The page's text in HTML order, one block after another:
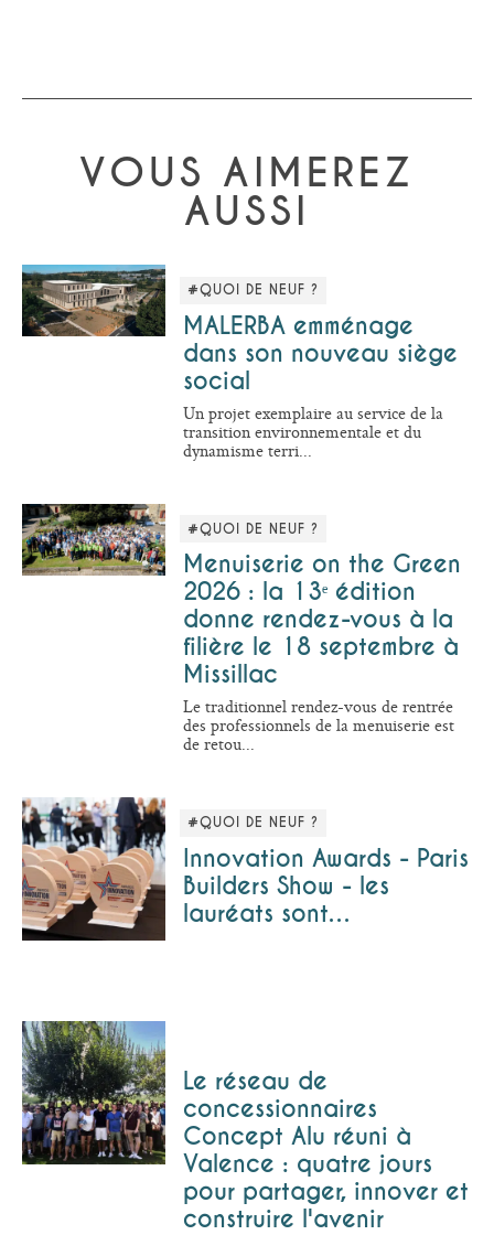
VOUS AIMEREZ
AUSSI
#QUOI DE NEUF ?
MALERBA emménage
dans son nouveau siège
social
Un projet exemplaire au service de la
transition environnementale et du
dynamisme terri...
#QUOI DE NEUF ?
Menuiserie on the Green
2026 : la 13ᵉ édition
donne rendez-vous à la
filière le 18 septembre à
Missillac
Le traditionnel rendez-vous de rentrée
des professionnels de la menuiserie est
de retou...
#QUOI DE NEUF ?
Innovation Awards - Paris
Builders Show - les
lauréats sont…
Le réseau de
concessionnaires
Concept Alu réuni à
Valence : quatre jours
pour partager, innover et
construire l'avenir